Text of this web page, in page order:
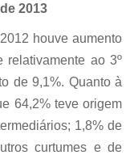
2013
houve aumento
relativamente ao 3º
de 9,1%. Quanto à
64,2% teve origem
1,8% de
curtumes e de